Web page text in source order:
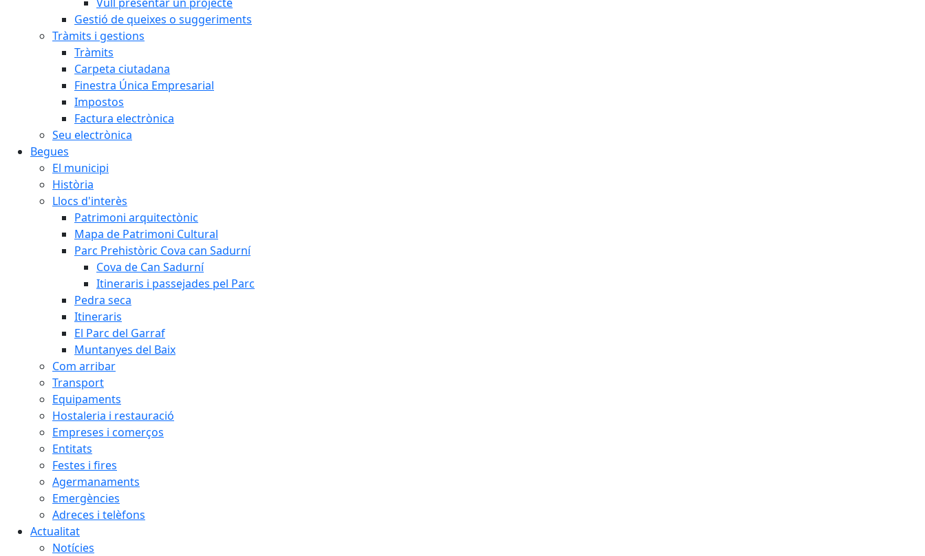
Gestió de queixes o suggeriments
Tràmits i gestions
Tràmits
Carpeta ciutadana
Finestra Única Empresarial
Impostos
Factura electrònica
Seu electrònica
Begues
El municipi
Història
Llocs d'interès
Patrimoni arquitectònic
Mapa de Patrimoni Cultural
Parc Prehistòric Cova can Sadurní
Cova de Can Sadurní
Itineraris i passejades pel Parc
Pedra seca
Itineraris
El Parc del Garraf
Muntanyes del Baix
Com arribar
Transport
Equipaments
Hostaleria i restauració
Empreses i comerços
Entitats
Festes i fires
Agermanaments
Emergències
Adreces i telèfons
Actualitat
Notícies